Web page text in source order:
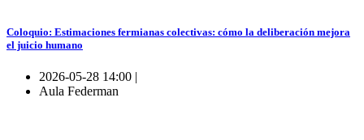
Coloquio: Estimaciones fermianas colectivas: cómo la deliberación mejora
el juicio humano
2026-05-28 14:00 |
Aula Federman